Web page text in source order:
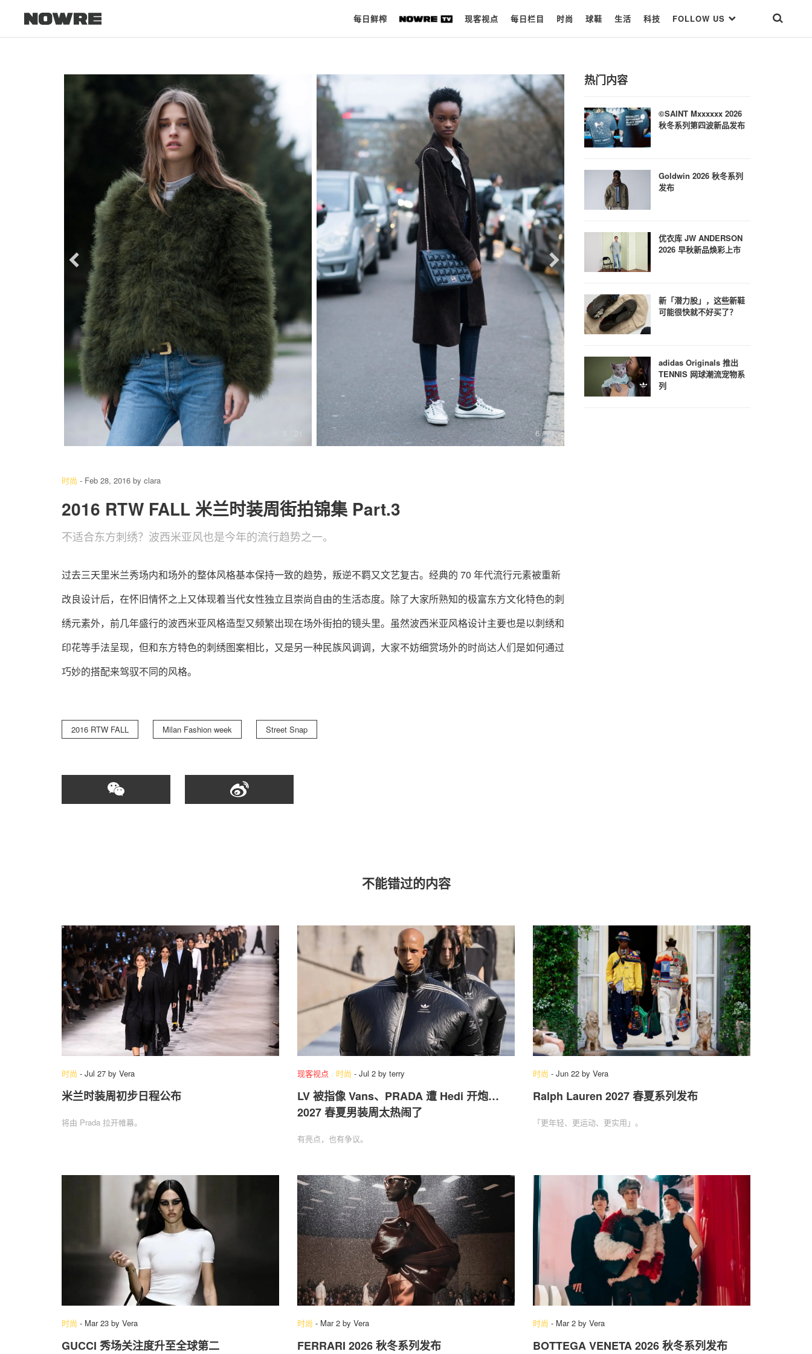
每日鲜榨 现客视点 每日栏目 时尚 球鞋 生活 科技 FOLLOW US
现客视点
每日栏目
时 尚
球 鞋
生 活
科 技
/ 21 8/ 21
时尚 - Feb 28, 2016 by clara
2016 RTW FALL 米兰时装周街拍锦集 Part.3
不适合东方刺绣？波西米亚风也是今年的流行趋势之一。
过去三天里米兰秀场内和场外的整体风格基本保持一致的趋势，叛逆不羁又文艺复古。经典的 70 年代流行元素被重新
改良设计后，在怀旧情怀之上又体现着当代女性独立且崇尚自由的生活态度。除了大家所熟知的极富东方文化特色的刺
绣元素外，前几年盛行的波西米亚风格造型又频繁出现在场外街拍的镜头里。虽然波西米亚风格设计主要也是以刺绣和
印花等手法呈现，但和东方特色的刺绣图案相比，又是另一种民族风调调，大家不妨细赏场外的时尚达人们是如何通过
巧妙的搭配来驾驭不同的风格。
2016 RTW FALL Milan Fashion week Street Snap
热门内容
©SAINT Mxxxxxx 2026
秋冬系列第四波新品发布
Goldwin 2026 秋冬系列
发布
优衣库 JW ANDERSON
2026 早秋新品焕彩上市
新「潜力股」，这些新鞋
可能很快就不好买了？
adidas Originals 推出
TENNIS 网球潮流宠物系
列
不能错过的内容
时尚 - Jul 27 by Vera
米兰时装周初步日程公布
将由 Prada 拉开帷幕。
现客视点 . 时尚 - Jul 2 by terry
LV 被指像 Vans、PRADA 遭 Hedi 开炮…
2027 春夏男装周太热闹了
有亮点，也有争议。
时尚 - Jun 22 by Vera
Ralph Lauren 2027 春夏系列发布
「更年轻、更运动、更实用」‌。
时尚 - Mar 23 by Vera
GUCCI 秀场关注度升至全球第二
时尚 - Mar 2 by Vera
FERRARI 2026 秋冬系列发布
时尚 - Mar 2 by Vera
BOTTEGA VENETA 2026 秋冬系列发布